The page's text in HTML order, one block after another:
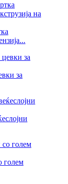
за
голем